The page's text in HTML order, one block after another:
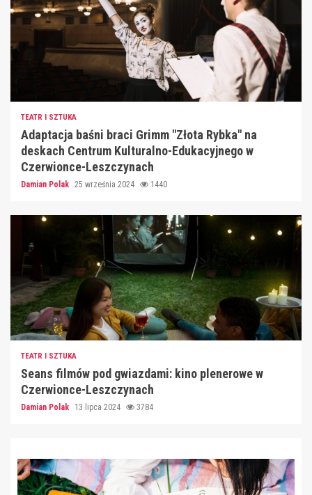
TEATR I SZTUKA
Adaptacja baśni braci Grimm "Złota Rybka" na
deskach Centrum Kulturalno-Edukacyjnego w
Czerwionce-Leszczynach
Damian Polak 25 września 2024 1440
TEATR I SZTUKA
Seans filmów pod gwiazdami: kino plenerowe w
Czerwionce-Leszczynach
Damian Polak 13 lipca 2024 3784